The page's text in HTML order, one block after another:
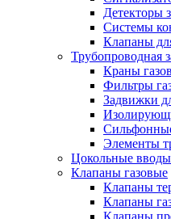
Детекторы
Системы
Клапаны
Трубопроводная
Краны
Фильтры
Задвижки
Элементы
Цокольные
Клапаны газовые
Клапаны
Клапаны
Клапаны